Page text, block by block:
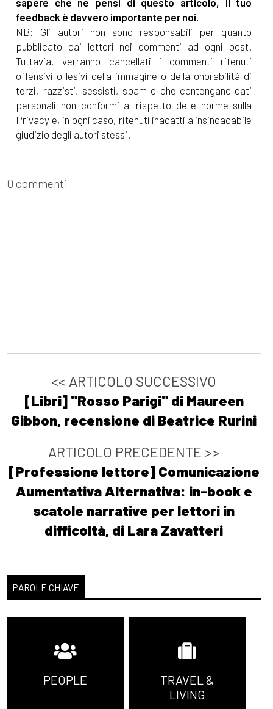
sapere che ne pensi di questo articolo, il tuo
feedback è davvero importante per noi.
NB: Gli autori non sono responsabili per quanto
pubblicato dai lettori nei commenti ad ogni post.
Tuttavia, verranno cancellati i commenti ritenuti
offensivi o lesivi della immagine o della onorabilità di
terzi, razzisti, sessisti, spam o che contengano dati
personali non conformi al rispetto delle norme sulla
Privacy e, in ogni caso, ritenuti inadatti a insindacabile
giudizio degli autori stessi.
0 commenti
<< ARTICOLO SUCCESSIVO
[Libri] "Rosso Parigi" di Maureen
Gibbon, recensione di Beatrice Rurini
ARTICOLO PRECEDENTE >>
[Professione lettore] Comunicazione
Aumentativa Alternativa: in-book e
scatole narrative per lettori in
difficoltà, di Lara Zavatteri
PAROLE CHIAVE
PEOPLE
TRAVEL &
LIVING